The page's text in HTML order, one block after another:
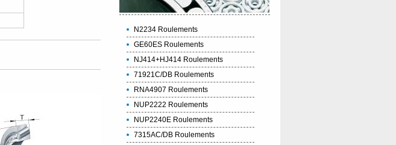
N2234 Roulements
GE60ES Roulements
NJ414+HJ414 Roulements
71921C/DB Roulements
RNA4907 Roulements
NUP2222 Roulements
NUP2240E Roulements
7315AC/DB Roulements